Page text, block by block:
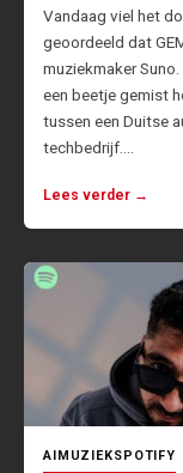
Vandaag viel het
geoordeeld dat
muziekmaker
een beetje gemist
tussen een Duitse
techbedrijf.…
Lees verder →
AI MUZIEKSPOTIFY